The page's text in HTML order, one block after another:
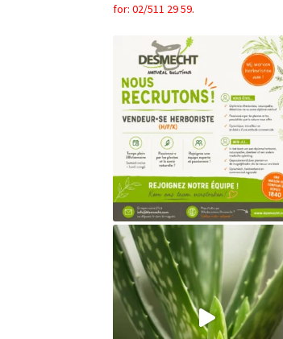
for: 02/511 29 59.